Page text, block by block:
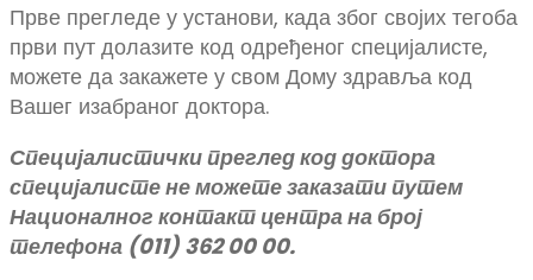
Прве прегледе у установи, када због својих тегоба
први пут долазите код одређеног специјалисте,
можете да закажете у свом Дому здравља код
Вашег изабраног доктора.
Специјалистички преглед код доктора
специјалисте не можете заказати путем
Националног контакт центра на број
телефона (011) 362 00 00.